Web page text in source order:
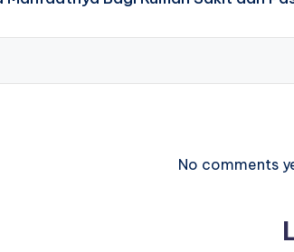
No comments